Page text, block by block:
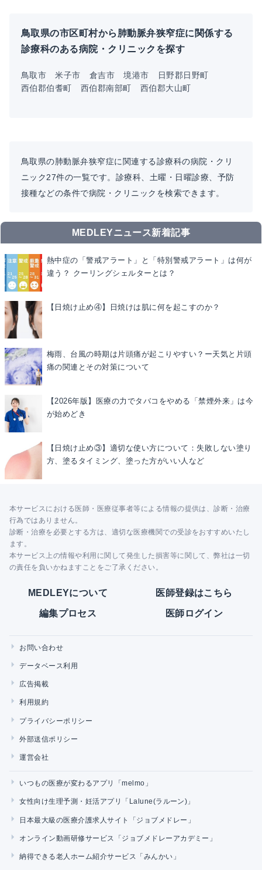
鳥取県の市区町村から肺動脈弁狭窄症に関係する
診療科のある病院・クリニックを探す
鳥取市 米子市 倉吉市 境港市
日野郡日野町
西伯郡伯耆町
西伯郡南部町 西伯郡大山町
鳥取県の肺動脈弁狭窄症に関連する診療科の病院・クリ
ニック27件の一覧です。診療科、土曜・日曜診療、予防
接種などの条件で病院・クリニックを検索できます。
MEDLEYニュース新着記事
熱中症の「警戒アラート」と「特別警戒アラート」は何が
違う？ クーリングシェルターとは？
【日焼け止め④】日焼けは肌に何を起こすのか？
梅雨、台風の時期は片頭痛が起こりやすい？ー天気と片頭
痛の関連とその対策について
【2026年版】医療の力でタバコをやめる「禁煙外来」は今
が始めどき
【日焼け止め③】適切な使い方について：失敗しない塗り
方、塗るタイミング、塗った方がいい人など
本サービスにおける医師・医療従事者等による情報の提供は、診断・治療
行為ではありません。
診断・治療を必要とする方は、適切な医療機関での受診をおすすめいたし
ます。
本サービス上の情報や利用に関して発生した損害等に関して、弊社は一切
の責任を負いかねますことをご了承ください。
MEDLEYについて 医師登録はこちら
編集プロセス 医師ログイン
お問い合わせ
データベース利用
広告掲載
利用規約
プライバシーポリシー
外部送信ポリシー
運営会社
いつもの医療が変わるアプリ「melmo」
女性向け生理予測・妊活アプリ「Lalune(ラルーン)」
日本最大級の医療介護求人サイト「ジョブメドレー」
オンライン動画研修サービス「ジョブメドレーアカデミー」
納得できる老人ホーム紹介サービス「みんかい」